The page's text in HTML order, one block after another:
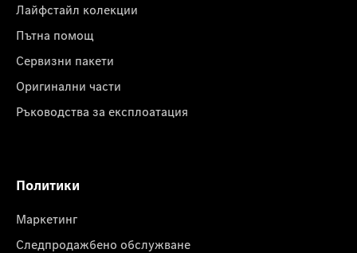
Лайфстайл колекции
Пътна помощ
Сервизни пакети
Оригинални части
Ръководства за експлоатация
Политики
Маркетинг
Следпродажбено обслужване